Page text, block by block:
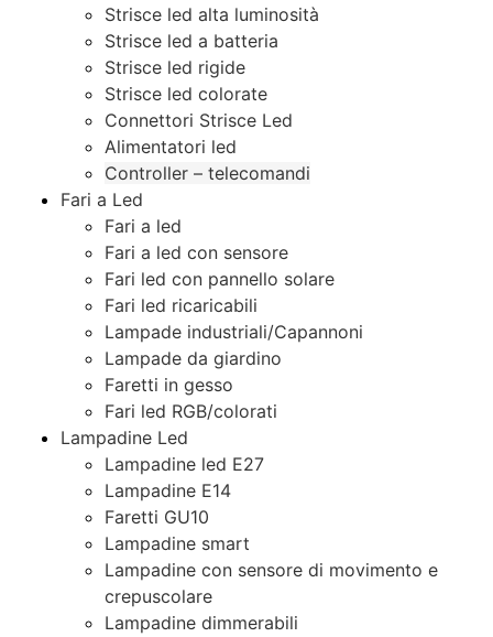
Strisce led alta luminosità
Strisce led a batteria
Strisce led rigide
Strisce led colorate
Connettori Strisce Led
Alimentatori led
Controller – telecomandi
Fari a Led
Fari a led
Fari a led con sensore
Fari led con pannello solare
Fari led ricaricabili
Lampade industriali/Capannoni
Lampade da giardino
Faretti in gesso
Fari led RGB/colorati
Lampadine Led
Lampadine led E27
Lampadine E14
Faretti GU10
Lampadine smart
Lampadine con sensore di movimento e
crepuscolare
Lampadine dimmerabili